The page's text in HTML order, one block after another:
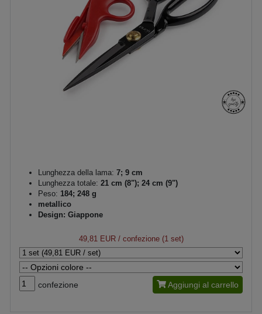
Lunghezza della lama: 7; 9 cm
Lunghezza totale: 21 cm (8"); 24 cm (9")
Peso: 184; 248 g
metallico
Design: Giappone
49,81 EUR/ confezione (1 set)
confezione Aggiungi al carrello